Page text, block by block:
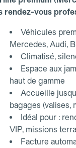
rendez-vous
Véhicules
Mercedes, Audi,
Climatisé,
Espace aux
haut de gamme
Accueille
bagages (valises,
Idéal pour :
VIP, missions
Facture